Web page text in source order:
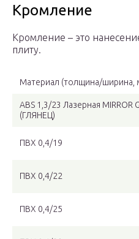
Кромление
Кромление – это
плиту.
Материал (толщина/ширина,
ABS 1,3/23 Лазерная MIRROR
(ГЛЯНЕЦ)
ПВХ 0,4/19
ПВХ 0,4/22
ПВХ 0,4/25